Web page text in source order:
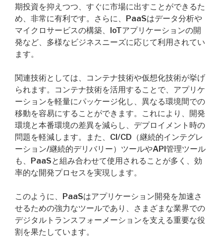
期投資を抑えつつ、すぐに市場に出すことができるた
め、非常に有利です。さらに、PaaSはデータ分析や
マイクロサービスの構築、IoTアプリケーションの開
発など、多様なビジネスニーズに応じて利用されてい
ます。
関連技術としては、コンテナ技術や仮想化技術が挙げ
られます。コンテナ技術を活用することで、アプリケ
ーションを軽量にパッケージ化し、異なる環境間での
移動を容易にすることができます。これにより、開発
環境と本番環境の差異を減らし、デプロイメント時の
問題を軽減します。また、CI/CD（継続的インテグレ
ーション/継続的デリバリー）ツールやAPI管理ツール
も、PaaSと組み合わせて使用されることが多く、効
率的な開発プロセスを実現します。
このように、PaaSはアプリケーション開発を加速さ
せるための強力なツールであり、さまざまな業界での
デジタルトランスフォーメーションを支える重要な役
割を果たしています。